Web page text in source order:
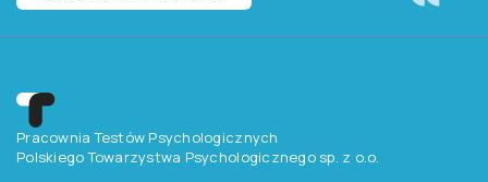
Pracownia Testów Psychologicznych
Polskiego Towarzystwa Psychologicznego sp. z o.o.